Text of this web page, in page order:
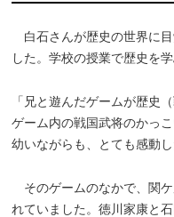
白石さんが歴史の世界に
した。学校の授業で歴史を
「兄と遊んだゲームが歴史
ゲーム内の戦国武将のかっ
幼いながらも、とても感動
そのゲームのなかで、関
れていました。徳川家康と